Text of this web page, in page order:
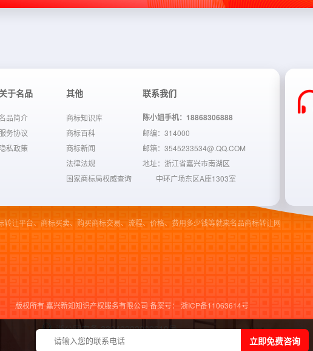
关于名品
名品简介
服务协议
隐私政策
其他
商标知识库
商标百科
商标新闻
法律法规
国家商标局权威查询
联系我们
陈小姐手机：18868306888
邮编：314000
邮箱：3545233534@.QQ.COM
地址：浙江省嘉兴市南湖区
中环广场东区A座1303室
转让平台、商标买卖、购买商标交易、流程、价格、费用多少钱等就来名品商标转让网
版权所有 嘉兴新知知识产权服务有限公司 备案号： 浙ICP备11063614号
浙公网安备 33040202000610号
立即免费咨询